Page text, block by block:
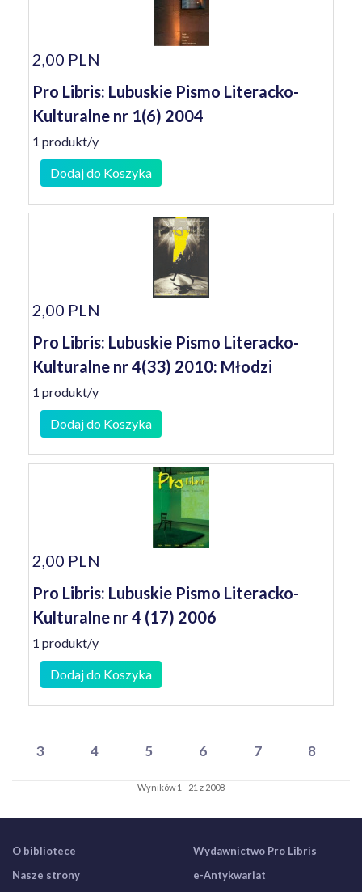
2,00 PLN
Pro Libris: Lubuskie Pismo Literacko-
Kulturalne nr 1(6) 2004
1 produkt/y
Dodaj do Koszyka
2,00 PLN
Pro Libris: Lubuskie Pismo Literacko-
Kulturalne nr 4(33) 2010: Młodzi
1 produkt/y
Dodaj do Koszyka
2,00 PLN
Pro Libris: Lubuskie Pismo Literacko-
Kulturalne nr 4 (17) 2006
1 produkt/y
Dodaj do Koszyka
3 4 5 6 7 8
Wyników 1 - 21 z 2008
O bibliotece
Nasze strony
Wydawnictwo Pro Libris
e-Antykwariat